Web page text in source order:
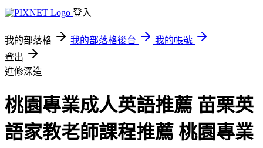
登入
我的部落格 我的部落格後台
我的帳號
登出
進修深造
桃園專業成人英語推薦 苗栗英
語家教老師課程推薦 桃園專業